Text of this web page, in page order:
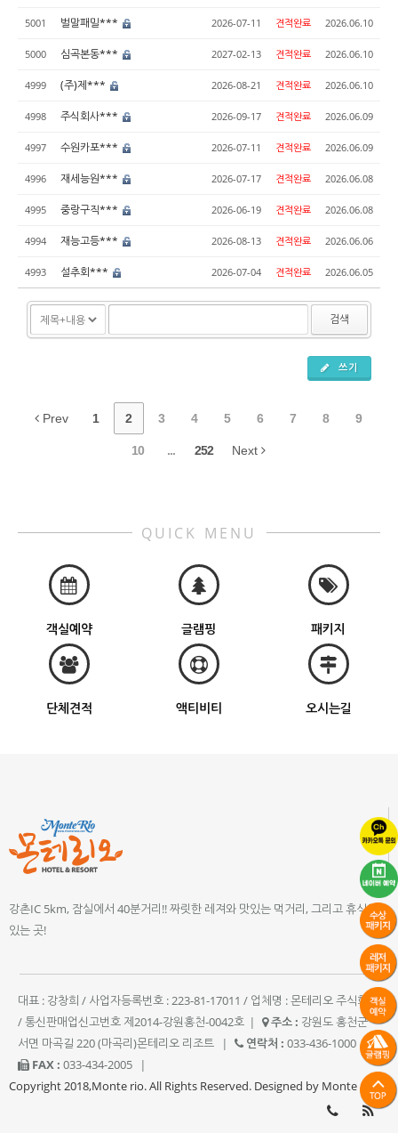
5001 벌말패밀*** 2026-07-11 견적완료 2026.06.10
5000 심곡본동*** 2027-02-13 견적완료 2026.06.10
4999 (주)제*** 2026-08-21 견적완료 2026.06.10
4998 주식회사*** 2026-09-17 견적완료 2026.06.09
4997 수원카포*** 2026-07-11 견적완료 2026.06.09
4996 재세능원*** 2026-07-17 견적완료 2026.06.08
4995 중랑구직*** 2026-06-19 견적완료 2026.06.08
4994 재능고등*** 2026-08-13 견적완료 2026.06.06
4993 설추회*** 2026-07-04 견적완료 2026.06.05
검색
쓰기
Prev 1 2 3 4 5 6 7 8 9
10 ... 252 Next
QUICK MENU
객실예약 글램핑 패키지
단체견적 액티비티 오시는길
강촌IC 5km, 잠실에서 40분거리!! 짜릿한 레져와 맛있는 먹거리, 그리고 휴식이
있는 곳!
대표 : 강창희 / 사업자등록번호 : 223-81-17011 / 업체명 : 몬테리오 주식회사
/ 통신판매업신고번호 제2014-강원홍천-0042호 | 주소 : 강원도 홍천군
서면 마곡길 220 (마곡리)몬테리오 리조트
| 연락처 : 033-436-1000
|
FAX : 033-434-2005
|
Copyright 2018,Monte rio. All Rights Reserved. Designed by Monte rio.